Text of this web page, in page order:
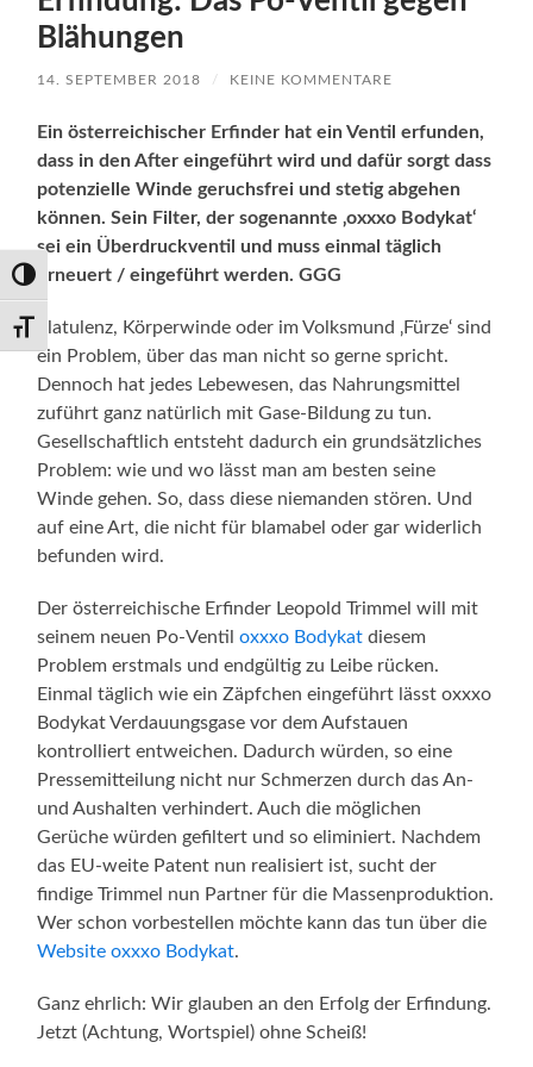
Umschalten auf hohe Kontraste
Schrift vergrößern
Blähungen
14. SEPTEMBER 2018 / KEINE KOMMENTARE
Ein österreichischer Erfinder hat ein Ventil erfunden,
dass in den After eingeführt wird und dafür sorgt dass
potenzielle Winde geruchsfrei und stetig abgehen
können. Sein Filter, der sogenannte ‚oxxxo Bodykat‘
sei ein Überdruckventil und muss einmal täglich
erneuert / eingeführt werden. GGG
Flatulenz, Körperwinde oder im Volksmund ‚Fürze‘ sind
ein Problem, über das man nicht so gerne spricht.
Dennoch hat jedes Lebewesen, das Nahrungsmittel
zuführt ganz natürlich mit Gase-Bildung zu tun.
Gesellschaftlich entsteht dadurch ein grundsätzliches
Problem: wie und wo lässt man am besten seine
Winde gehen. So, dass diese niemanden stören. Und
auf eine Art, die nicht für blamabel oder gar widerlich
befunden wird.
Der österreichische Erfinder Leopold Trimmel will mit
seinem neuen Po-Ventiloxxxo Bodykat diesem
Problem erstmals und endgültig zu Leibe rücken.
Einmal täglich wie ein Zäpfchen eingeführt lässt oxxxo
Bodykat Verdauungsgase vor dem Aufstauen
kontrolliert entweichen. Dadurch würden, so eine
Pressemitteilung nicht nur Schmerzen durch das An-
und Aushalten verhindert. Auch die möglichen
Gerüche würden gefiltert und so eliminiert. Nachdem
das EU-weite Patent nun realisiert ist, sucht der
findige Trimmel nun Partner für die Massenproduktion.
Wer schon vorbestellen möchte kann das tun über die
Website oxxxo Bodykat.
Ganz ehrlich: Wir glauben an den Erfolg der Erfindung.
Jetzt (Achtung, Wortspiel) ohne Scheiß!